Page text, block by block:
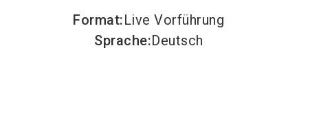
Format:Live Vorführung
Sprache:Deutsch